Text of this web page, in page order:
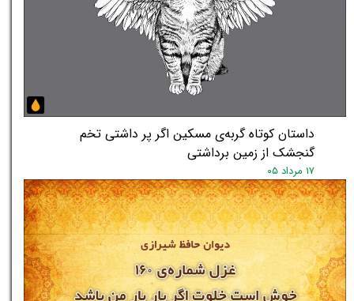
★★
داستان کوتاه گربه‌ی مسکین اگر پر داشتی تخم
گنجشک از زمین برداشتی
۱۷ مرداد ۰۵